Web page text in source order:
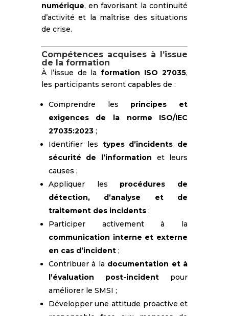
numérique, en favorisant la continuité
d’activité et la maîtrise des situations
de crise.
Compétences acquises à l’issue
de la formation
À l’issue de laformation ISO 27035,
les participants seront capables de :
Comprendre les principes et
exigences de la norme ISO/IEC
27035:2023;
Identifier les types d’incidents de
sécurité de l’information et leurs
causes ;
Appliquer les procédures de
détection, d’analyse et de
traitement des incidents;
Participer activement à la
communication interne et externe
en cas d’incident;
Contribuer à la documentation et à
l’évaluation post-incident pour
améliorer le SMSI ;
Développer une attitude proactive et